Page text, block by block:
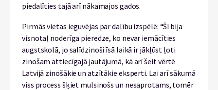
piedalīties tajā arī nākamajos gados.
Pirmās vietas ieguvējas par dalību izspēlē: “Šī bija
visnotaļ noderīga pieredze, ko nevar iemācīties
augstskolā, jo salīdzinoši īsā laikā ir jākļūst ļoti
zinošam attiecīgajā jautājumā, kā arī šeit vērtē
Latvijā zinošākie un atzītākie eksperti. Lai arī sākumā
viss process šķiet mulsinošs un nesaprotams, tomēr